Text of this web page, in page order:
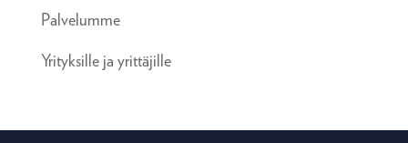
Palvelumme
Yrityksille ja yrittäjille